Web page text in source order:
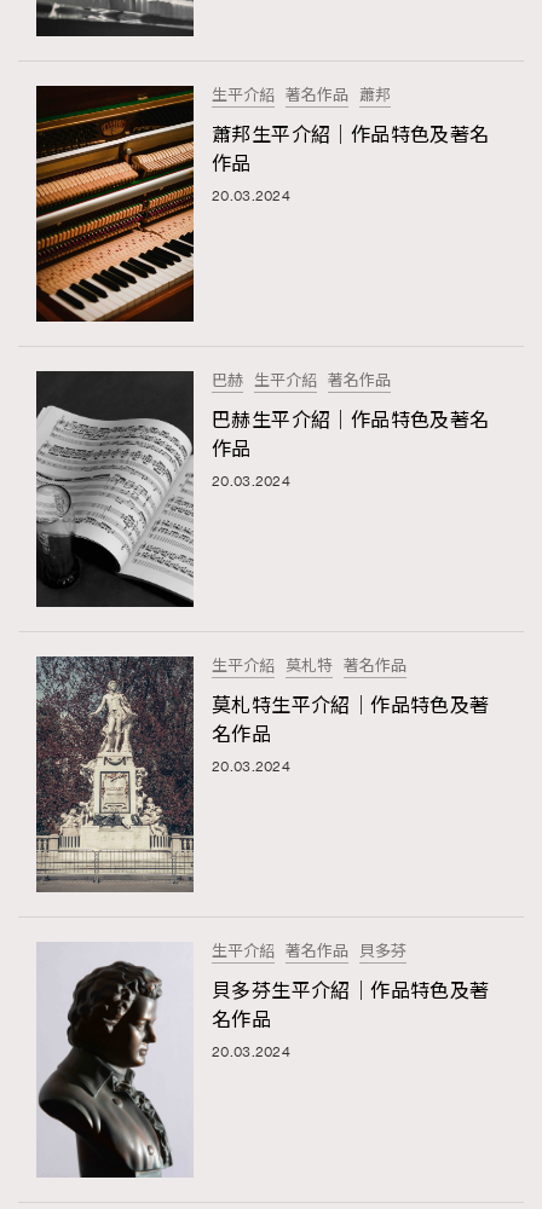
AFrenchMind
EmpowerF
About us Collaboration Opportunity
| Japan | Portugal | Spain
生平介紹 著名作品 蕭邦
蕭邦生平介紹｜作品特色及著名
作品
20.03.2024
巴赫 生平介紹 著名作品
巴赫生平介紹｜作品特色及著名
作品
20.03.2024
生平介紹 莫札特 著名作品
莫札特生平介紹｜作品特色及著
名作品
20.03.2024
生平介紹 著名作品 貝多芬
貝多芬生平介紹｜作品特色及著
名作品
20.03.2024